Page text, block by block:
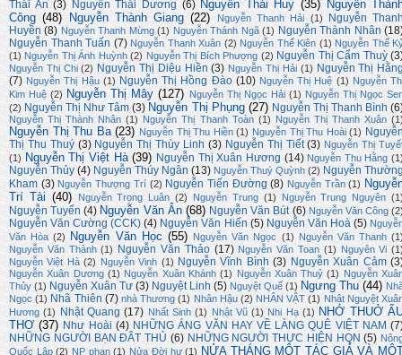
Thái An (3) Nguyễn Thái Dương (6) Nguyễn Thái Huy (35)
Nguyễn
Công (48) Nguyễn Thành Giang (22) Nguyễn Thanh Hải (1)
Nguyễn
Huyền (8) Nguyễn Thanh Mừng (1) Nguyễn Thánh Ngã (1) Nguyễn Thành Nhân
Nguyễn Thanh Tuấn (7) Nguyễn Thanh Xuân (2) Nguyễn Thế Kiên (1) Nguyễn Thế
(1) Nguyễn Thị Ánh Huỳnh (2) Nguyễn Thị Bích Phượng (2) Nguyễn Thị Cẩm Thuỳ
Nguyễn Thị Chi (2) Nguyễn Thị Diệu Hiền (3) Nguyễn Thị Hải (1) Nguyễn Thị
(7) Nguyễn Thị Hậu (1) Nguyễn Thị Hồng Đào (10) Nguyễn Thị Huệ (1) Nguyễn
Kim Huệ (2) Nguyễn Thị Mây (127) Nguyễn Thị Ngọc Hải (1) Nguyễn Thị Ngọc
(2) Nguyễn Thị Như Tâm (3) Nguyễn Thị Phụng (27) Nguyễn Thị Thanh Bình
Nguyễn Thị Thành Nhân (1) Nguyễn Thị Thanh Toàn (1) Nguyễn Thị Thanh Xuân
Nguyễn Thị Thu Ba (23) Nguyễn Thị Thu Hiền (1) Nguyễn Thị Thu Hoài (1)
Thị Thu Thuý (3) Nguyễn Thị Thùy Linh (3) Nguyễn Thị Tiết (3) Nguyễn Thị
(1) Nguyễn Thị Việt Hà (39) Nguyễn Thị Xuân Hương (14) Nguyễn Thu Hằng
Nguyễn Thủy (4) Nguyễn Thúy Ngân (13) Nguyễn Thuý Quỳnh (2) Nguyễn
Kham (3) Nguyễn Thượng Trí (2) Nguyễn Tiến Đường (8) Nguyễn Trần (1)
Trí Tài (40) Nguyễn Trọng Luân (2) Nguyễn Trung (1) Nguyễn Trung Nguyên
Nguyễn Tuyển (4) Nguyễn Văn Ân (68) Nguyễn Văn Bút (6) Nguyễn Văn Công
Nguyễn Văn Cường (CCK) (4) Nguyễn Văn Hiến (5) Nguyễn Văn Hoà (5)
Văn Hòa (2) Nguyễn Văn Học (55) Nguyễn Văn Ngọc (1) Nguyễn Văn Thanh
Nguyễn Văn Thành (1) Nguyễn Văn Thảo (17) Nguyễn Văn Toan (1) Nguyên Vi
Nguyễn Việt Hà (2) Nguyễn Vinh (1) Nguyễn Vĩnh Bình (3) Nguyễn Xuân Cảm
Nguyễn Xuân Dương (1) Nguyễn Xuân Khánh (1) Nguyễn Xuân Thuỷ (1) Nguyễn
Thủy (1) Nguyễn Xuân Tư (3) Nguyệt Linh (5) Nguyệt Quế (1) Ngưng Thu (44)
Ngọc (1) Nhã Thiên (7) nhà Thương (1) Nhân Hậu (2) NHÂN VẬT (1) Nhật Nguyệt
Hương (1) Nhật Quang (17) Nhất Sinh (1) Nhật Vũ (1) Nhi Hạ (1) NHỚ THUỞ
THƠ (37) Như Hoài (4) NHỮNG ÁNG VĂN HAY VỀ LÀNG QUÊ VIỆT NAM
NHỮNG NGƯỜI BẠN ĐÂT THỦ (6) NHỮNG NGƯỜI THỰC HIỆN HQN (5)
Quốc Lập (2) NP phan (1) Nửa Đời hư (1) NỬA THÁNG MỘT TÁC GIẢ VÀ